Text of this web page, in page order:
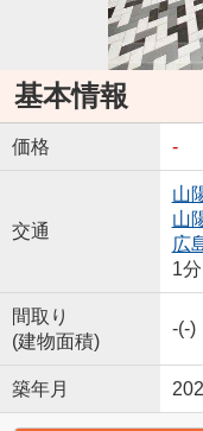
基本情報
価格 -
交通
山
山
広
1
間取り
(建物面積)
-(-)
築年月